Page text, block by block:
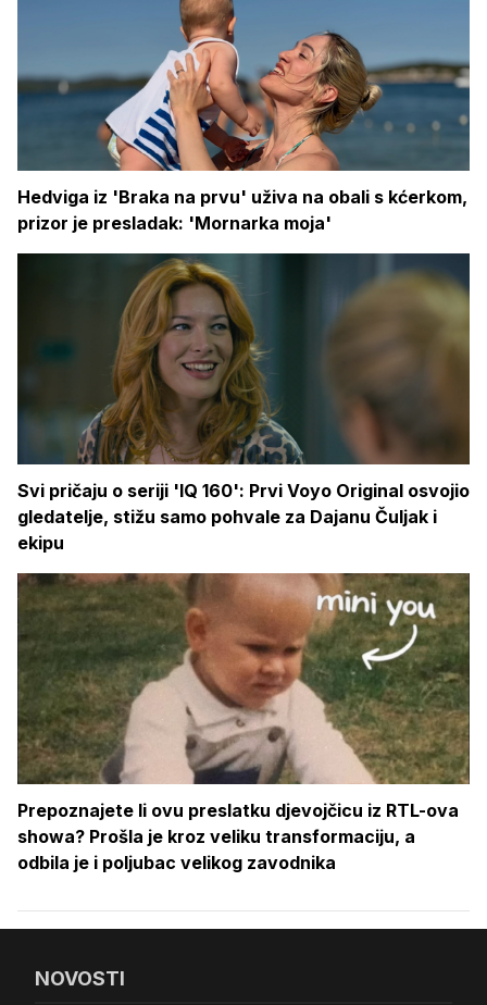
Hedviga iz 'Braka na prvu' uživa na obali s kćerkom,
prizor je presladak: 'Mornarka moja'
Svi pričaju o seriji 'IQ 160': Prvi Voyo Original osvojio
gledatelje, stižu samo pohvale za Dajanu Čuljak i
ekipu
Prepoznajete li ovu preslatku djevojčicu iz RTL-ova
showa? Prošla je kroz veliku transformaciju, a
odbila je i poljubac velikog zavodnika
NOVOSTI